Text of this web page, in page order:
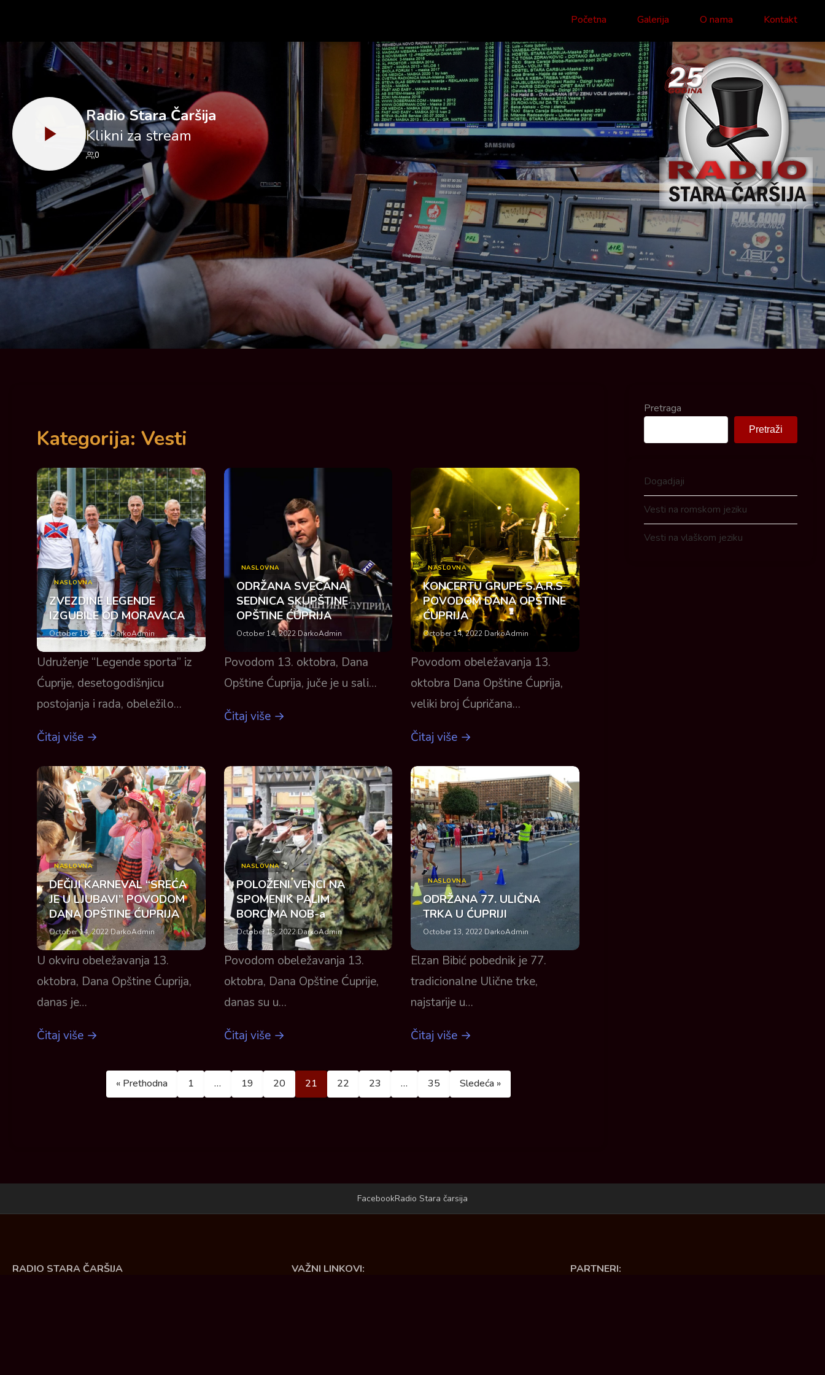
Početna Galerija O nama Kontakt
Radio Stara Čaršija
Klikni za stream
0
Kategorija: Vesti
NASLOVNA
ZVEZDINE LEGENDE
IZGUBILE OD MORAVACA
October 16, 2022·DarkoAdmin
Udruženje “Legende sporta” iz
Ćuprije, desetogodišnjicu
postojanja i rada, obeležilo…
Čitaj više →
NASLOVNA
ODRŽANA SVEČANA
SEDNICA SKUPŠTINE
OPŠTINE ĆUPRIJA
October 14, 2022·DarkoAdmin
Povodom 13. oktobra, Dana
Opštine Ćuprija, juče je u sali…
Čitaj više →
NASLOVNA
KONCERTU GRUPE S.A.R.S
POVODOM DANA OPŠTINE
ĆUPRIJA
October 14, 2022·DarkoAdmin
Povodom obeležavanja 13.
oktobra Dana Opštine Ćuprija,
veliki broj Ćupričana…
Čitaj više →
NASLOVNA
DEČIJI KARNEVAL “SREĆA
JE U LJUBAVI” POVODOM
DANA OPŠTINE ĆUPRIJA
October 14, 2022·DarkoAdmin
U okviru obeležavanja 13.
oktobra, Dana Opštine Ćuprija,
danas je…
Čitaj više →
NASLOVNA
POLOŽENI VENCI NA
SPOMENIK PALIM
BORCIMA NOB-a
October 13, 2022·DarkoAdmin
Povodom obeležavanja 13.
oktobra, Dana Opštine Ćuprije,
danas su u…
Čitaj više →
NASLOVNA
ODRŽANA 77. ULIČNA
TRKA U ĆUPRIJI
October 13, 2022·DarkoAdmin
Elzan Bibić pobednik je 77.
tradicionalne Ulične trke,
najstarije u…
Čitaj više →
Posts pagination
« Prethodna 1 … 19 20 21 22 23 … 35 Sledeća »
Pretraga
Pretraži
Dogadjaji
Vesti na romskom jeziku
Vesti na vlaškom jeziku
FacebookRadio Stara čarsija
RADIO STARA ČARŠIJA
VAŽNI LINKOVI:
PARTNERI: